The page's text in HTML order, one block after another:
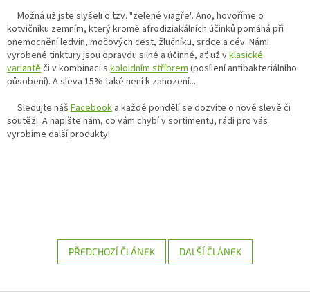
Možná už jste slyšeli o tzv. "zelené viagře". Ano, hovoříme o
kotvičníku zemním, který kromě afrodiziakálních účinků pomáhá při
onemocnění ledvin, močových cest, žlučníku, srdce a cév. Námi
vyrobené tinktury jsou opravdu silné a účinné, ať už vklasické
variantě či v kombinaci s koloidním stříbrem (posílení antibakteriálního
působení). A sleva 15% také není k zahození...
Sledujte náš Facebook a každé pondělí se dozvíte o nové slevě či
soutěži. A napište nám, co vám chybí v sortimentu, rádi pro vás
vyrobíme další produkty!
PŘEDCHOZÍ ČLÁNEK DALŠÍ ČLÁNEK